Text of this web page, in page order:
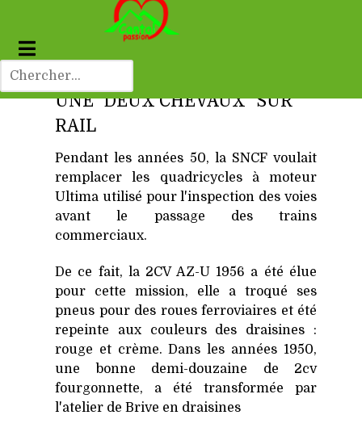
UNE "DEUX CHEVAUX" SUR
RAIL
Pendant les années 50, la SNCF voulait
remplacer les quadricycles à moteur
Ultima utilisé pour l'inspection des voies
avant le passage des trains
commerciaux.
De ce fait, la 2CV AZ-U 1956 a été élue
pour cette mission, elle a troqué ses
pneus pour des roues ferroviaires et été
repeinte aux couleurs des draisines :
rouge et crème. Dans les années 1950,
une bonne demi-douzaine de 2cv
fourgonnette, a été transformée par
l'atelier de Brive en draisines